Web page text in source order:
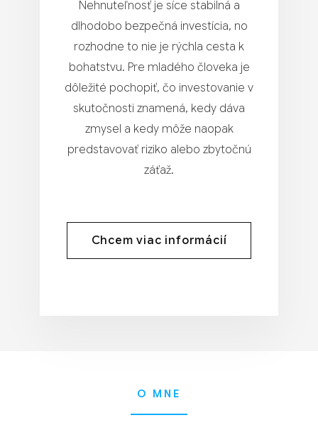
Nehnuteľnosť je síce stabilná a
dlhodobo bezpečná investícia, no
rozhodne to nie je rýchla cesta k
bohatstvu. Pre mladého človeka je
dôležité pochopiť, čo investovanie v
skutočnosti znamená, kedy dáva
zmysel a kedy môže naopak
predstavovať riziko alebo zbytočnú
záťaž.
Chcem viac informácií
O MNE